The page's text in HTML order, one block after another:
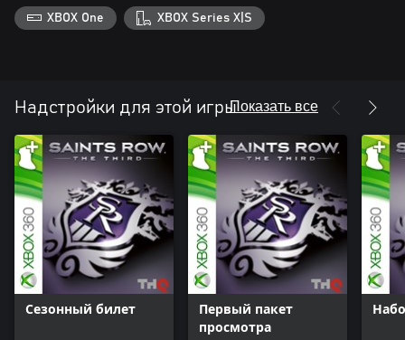
XBOX One XBOX Series X|S
Надстройки для этой игрыПоказать все
Сезонный билет
Первый пакет
просмотра